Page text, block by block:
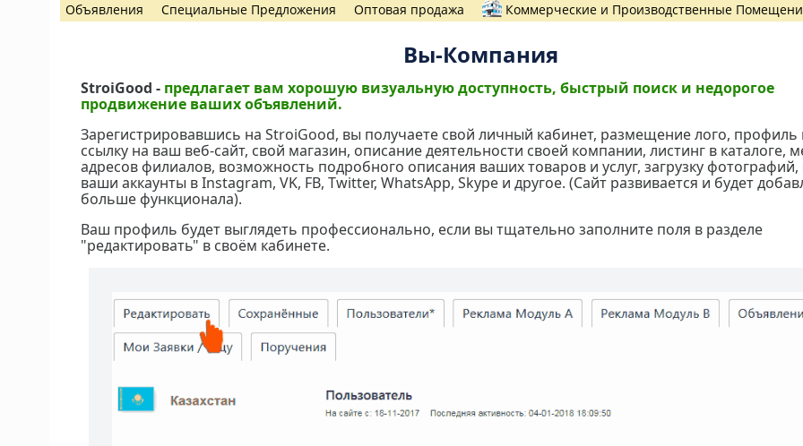
Объявления Специальные Предложения Оптовая продажа Коммерческие и Производственные
Вы-Компания
StroiGood - предлагает вам хорошую визуальную доступность, быстрый поиск и недорогое
продвижение ваших объявлений.
Зарегистрировавшись на StroiGood, вы получаете свой личный кабинет, размещение лого,
ссылку на ваш веб-сайт, свой магазин, описание деятельности своей компании, листинг в каталоге,
адресов филиалов, возможность подробного описания ваших товаров и услуг, загрузку фотографий,
ваши аккаунты в Instagram, VK, FB, Twitter, WhatsApp, Skype и другое. (Сайт развивается и будет
больше функционала).
Ваш профиль будет выглядеть профессионально, если вы тщательно заполните поля в разделе
"редактировать" в своём кабинете.